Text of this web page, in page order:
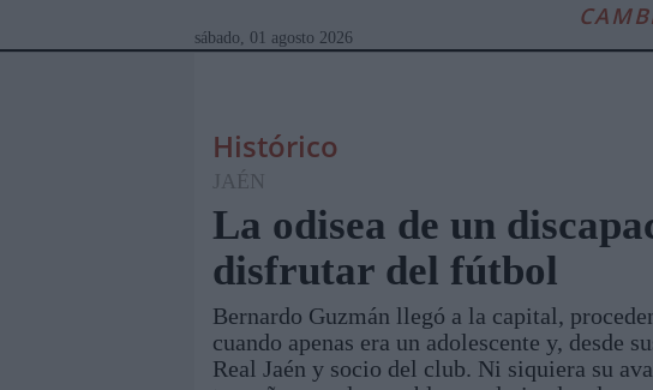
sábado, 01 agosto 2026
Módulos Portada Jaén Provincia Linares
Histórico
JAÉN
La odisea de un
disfrutar del fútbol
Bernardo Guzmán llegó a la capital,
cuando apenas era un adolescente y, desde
Real Jaén y socio del club. Ni siquiera su